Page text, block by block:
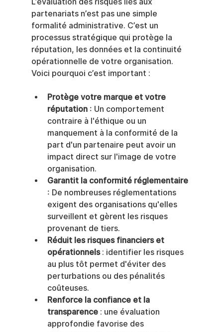
partenariats n’est pas une simple
formalité administrative. C’est un
processus stratégique qui protège la
réputation, les données et la continuité
opérationnelle de votre organisation.
Voici pourquoi c’est important :
Protège votre marque et votre
réputation : Un comportement
contraire à l'éthique ou un
manquement à la conformité de la
part d'un partenaire peut avoir un
impact direct sur l'image de votre
organisation.
Garantit la conformité réglementaire
: De nombreuses réglementations
exigent des organisations qu'elles
surveillent et gèrent les risques
provenant de tiers.
Réduit les risques financiers et
opérationnels : identifier les risques
au plus tôt permet d'éviter des
perturbations ou des pénalités
coûteuses.
Renforce la confiance et la
transparence : une évaluation
approfondie favorise des